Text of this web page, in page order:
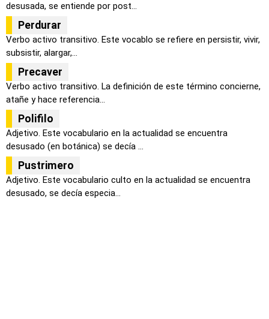
desusada, se entiende por post...
Perdurar
Verbo activo transitivo. Este vocablo se refiere en persistir, vivir,
subsistir, alargar,...
Precaver
Verbo activo transitivo. La definición de este término concierne,
atañe y hace referencia...
Polifilo
Adjetivo. Este vocabulario en la actualidad se encuentra
desusado (en botánica) se decía ...
Pustrimero
Adjetivo. Este vocabulario culto en la actualidad se encuentra
desusado, se decía especia...